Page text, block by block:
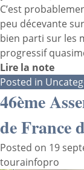
C’est
peu décevante
bien parti sur les
progressif
Lire la note
Posted in
46ème
de France
Posted on 19
tourainfopro